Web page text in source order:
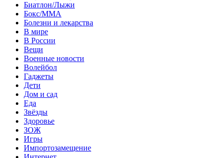
Биатлон/Лыжи
Бокс/MMA
Болезни и лекарства
В мире
В России
Вещи
Военные новости
Волейбол
Гаджеты
Дети
Дом и сад
Еда
Звёзды
Здоровье
ЗОЖ
Игры
Импортозамещение